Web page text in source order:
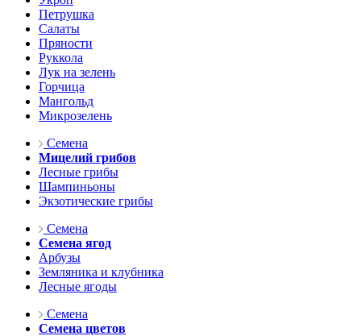
Петрушка
Салаты
Пряности
Руккола
Лук на зелень
Горчица
Мангольд
Микрозелень
Семена
Мицелий грибов
Лесные грибы
Шампиньоны
Экзотические грибы
Семена
Семена ягод
Арбузы
Земляника и клубника
Лесные ягоды
Семена
Семена цветов